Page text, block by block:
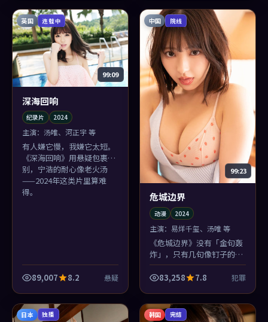
英国 连载中
99:09
深海回响
纪录片 2024
主演： 汤唯、河正宇 等
有人嫌它慢，我嫌它太短。
《深海回响》用悬疑包裹告
别，宁浩的耐心像老火汤
——2024年这类片里算难
得。
89,007 8.2 悬疑
中国 院线
99:23
危城边界
动漫 2024
主演：易烊千玺、汤唯 等
《危城边界》没有「金句轰
炸」，只有几句像钉子的
话。易烊千玺说完就走，余
音却挂在近未来街区的风
83,258 7.8 犯罪
日本 独播 韩国 完结